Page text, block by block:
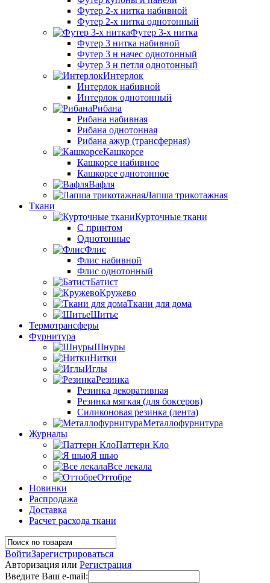
Футер 2-х нитка набивной
Футер 2-х нитка однотонный
Футер 3-х нитка
Футер 3 нитка набивной
Футер 3 н начес однотонный
Футер 3 н петля однотонный
Интерлок
Интерлок набивной
Интерлок однотонный
Рибана
Рибана набивная
Рибана однотонная
Рибана ажур (трансферная)
Кашкорсе
Кашкорсе набивное
Кашкорсе однотонное
Вафля
Лапша трикотажная
Ткани
Курточные ткани
С принтом
Однотонные
Флис
Флис набивной
Флис однотонный
Батист
Кружево
Ткани для дома
Шитье
Термотрансферы
Фурнитура
Шнуры
Нитки
Иглы
Резинка
Резинка декоративная
Резинка мягкая (для боксеров)
Силиконовая резинка (лента)
Металлофурнитура
Журналы
Паттерн Кло
Я шью
Все лекала
Оттобре
Новинки
Распродажа
Доставка
Расчет расхода ткани
ВойтиЗарегистрироваться
Авторизация или Регистрация
Введите Ваш e-mail: